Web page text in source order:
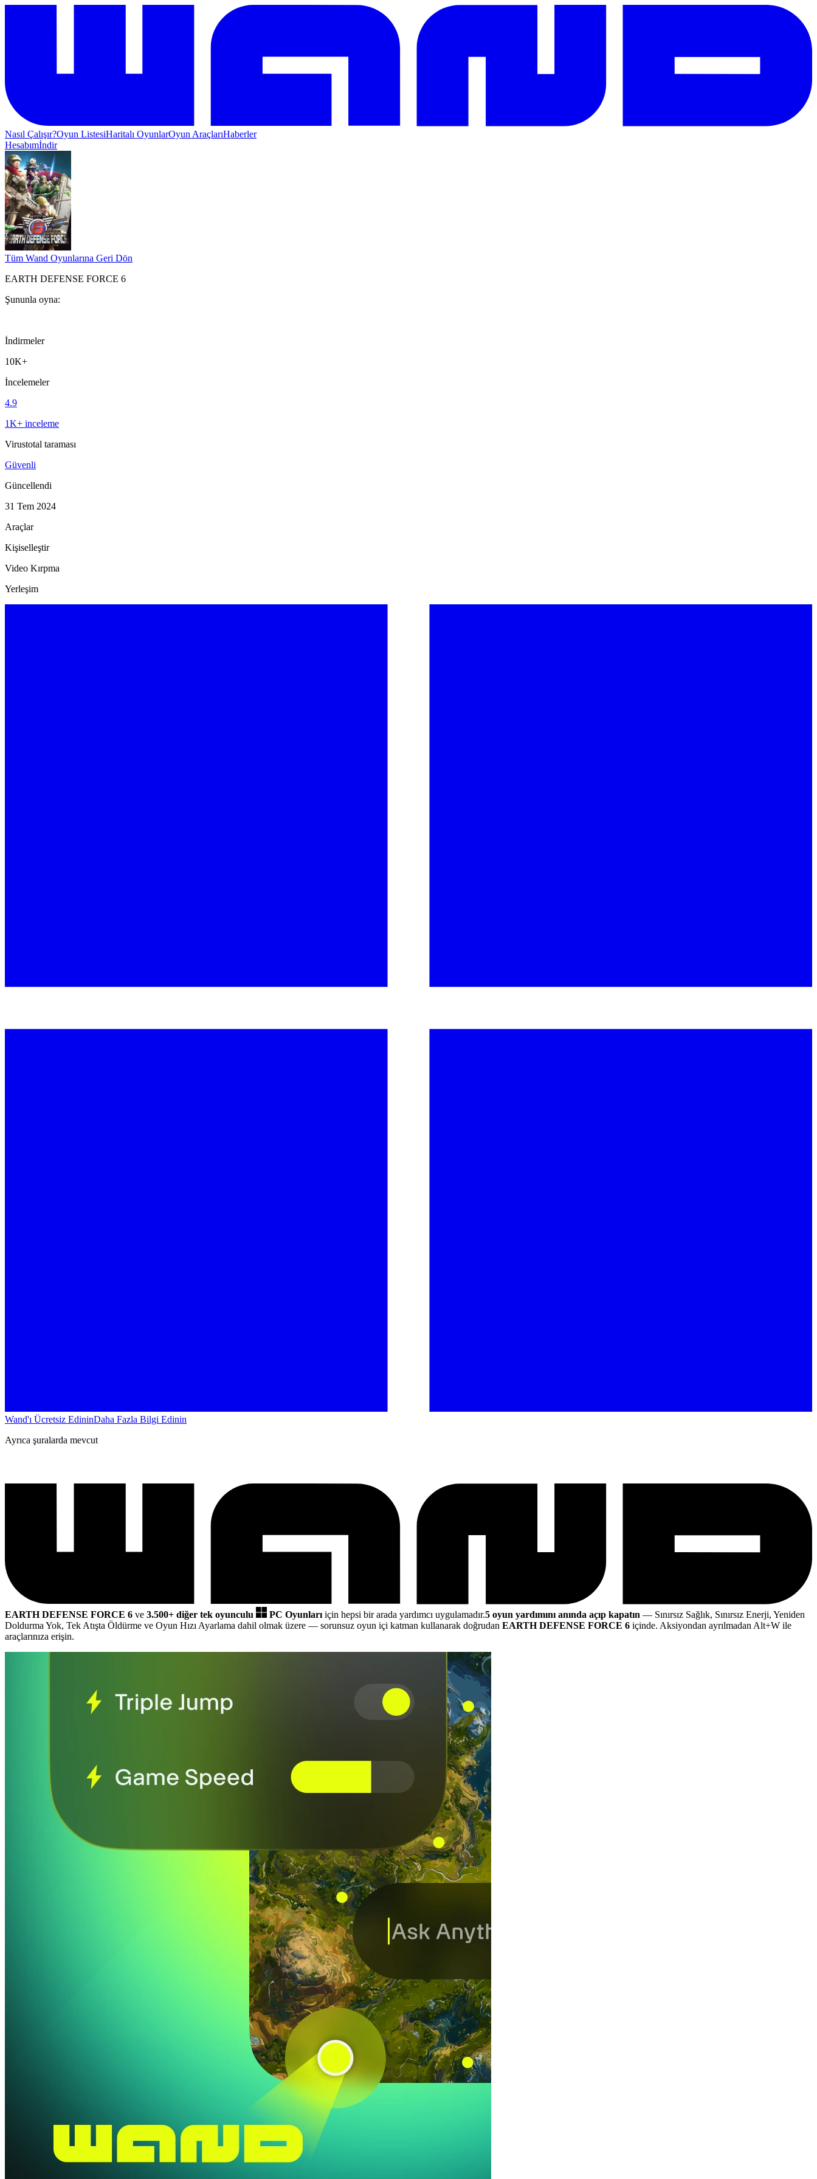
Nasıl Çalışır?Oyun ListesiHaritalı OyunlarOyun AraçlarıHaberler
Hesabımİndir
Tüm Wand Oyunlarına Geri Dön
EARTH DEFENSE FORCE 6
Şununla oyna:
İndirmeler
10K+
İncelemeler
4.9
1K+ inceleme
Virustotal taraması
Güvenli
Güncellendi
31 Tem 2024
Araçlar
Kişiselleştir
Video Kırpma
Yerleşim
Wand'ı Ücretsiz EdininDaha Fazla Bilgi Edinin
Ayrıca şuralarda mevcut
EARTH DEFENSE FORCE 6 ve 3.500+ diğer tek oyunculu PC Oyunları için hepsi bir arada yardımcı uygulamadır.5 oyun yardımını anında açıp kapatın — Sınırsız Sağlık, Sınırsız Enerji, Yeniden
Doldurma Yok, Tek Atışta Öldürme ve Oyun Hızı Ayarlama dahil olmak üzere — sorunsuz oyun içi katman kullanarak doğrudan EARTH DEFENSE FORCE 6 içinde. Aksiyondan ayrılmadan Alt+W ile
araçlarınıza erişin.